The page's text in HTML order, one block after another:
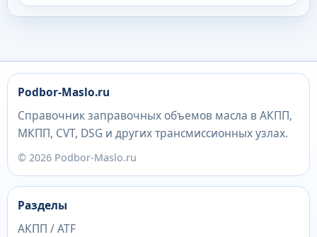
Podbor-Maslo.ru
Справочник заправочных объемов масла в АКПП,
МКПП, CVT, DSG и других трансмиссионных узлах.
© 2026 Podbor-Maslo.ru
Разделы
АКПП / ATF